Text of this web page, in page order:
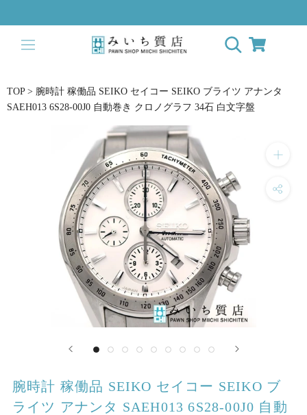
キ
て
コ
TOP > 腕時計 稼働品 SEIKO セイコー SEIKO ブライツ アナンタ
SAEH013 6S28-00J0 自動巻き クロノグラフ 34石 白文字盤
腕時計 稼働品 SEIKO セイコー SEIKO ブ
ライツ アナンタ SAEH013 6S28-00J0 自動